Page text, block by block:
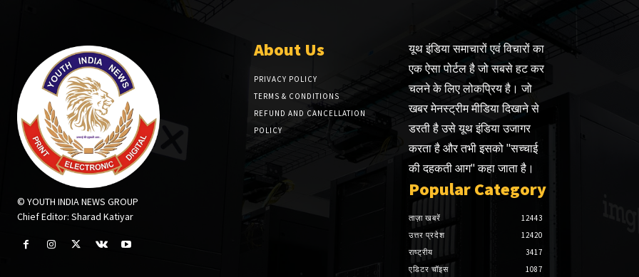
© YOUTH INDIA NEWS GROUP
Chief Editor: Sharad Katiyar
About Us
PRIVACY POLICY
TERMS & CONDITIONS
REFUND AND CANCELLATION
POLICY
यूथ इंडिया समाचारों एवं विचारों का
एक ऐसा पोर्टल है जो सबसे हट कर
चलने के लिए लोकप्रिय है। जो
खबर मेनस्ट्रीम मीडिया दिखाने से
डरती है उसे यूथ इंडिया उजागर
करता है और तभी इसको "सच्चाई
की दहकती आग" कहा जाता है।
Popular Category
ताज़ा खबरें
12443
उत्तर प्रदेश
12420
राष्ट्रीय
3417
एडिटर चॉइस
1087